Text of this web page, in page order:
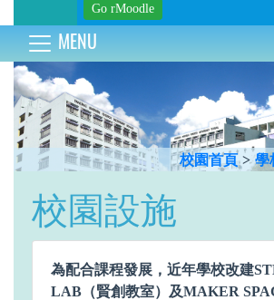
MENU
校園首頁 > 學
校園設施
為配合課程發展，近年學校改建
LAB（賢創教室）及MAKER